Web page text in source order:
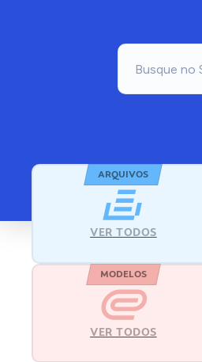
ARQUIVOS
VER TODOS
MODELOS
VER TODOS